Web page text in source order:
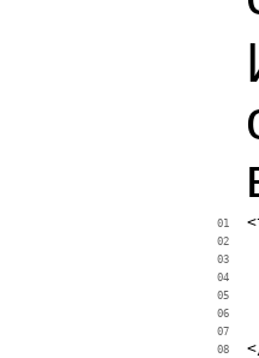
01
02
03
04
05
06
07
08